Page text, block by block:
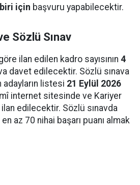
biri için başvuru yapabilecektir.
Sözlü Sınav
ilan edilen kadro sayısının 4
davet edilecektir. Sözlü sınava
adayların listesi 21 Eylül 2026
internet sitesinde ve Kariyer
edilecektir. Sözlü sınavda
en az 70 nihai başarı puanı almak